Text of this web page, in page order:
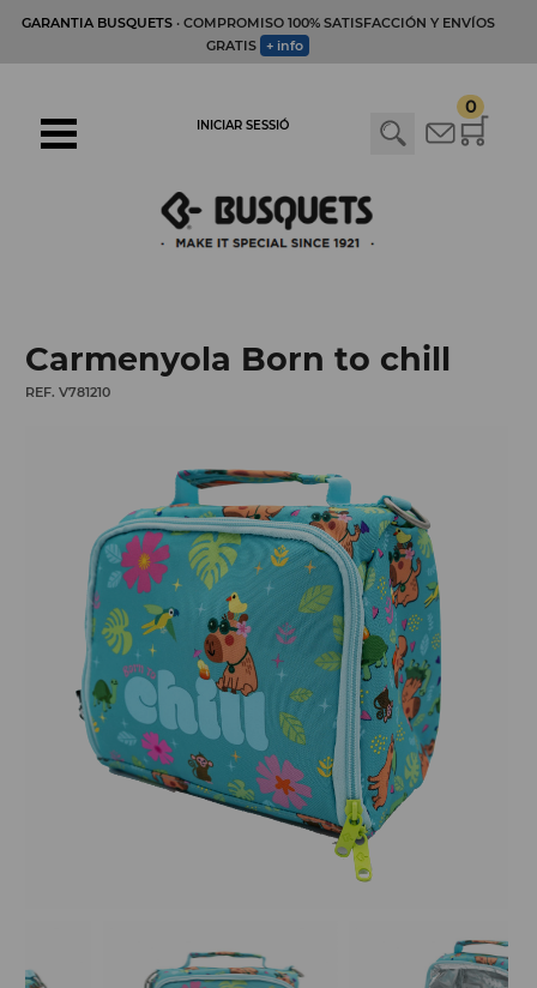
GARANTIA BUSQUETS· COMPROMISO 100% SATISFACCIÓN Y ENVÍOS
GRATIS + info
0
INICIAR SESSIÓ
Carmenyola Born to chill
REF. V781210